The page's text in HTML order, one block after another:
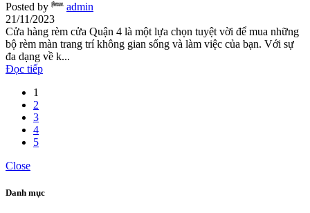
Posted by
admin
21/11/2023
Cửa hàng rèm cửa Quận 4 là một lựa chọn tuyệt vời để mua những
bộ rèm màn trang trí không gian sống và làm việc của bạn. Với sự
đa dạng về k...
Đọc tiếp
1
2
3
4
5
Close
Danh mục